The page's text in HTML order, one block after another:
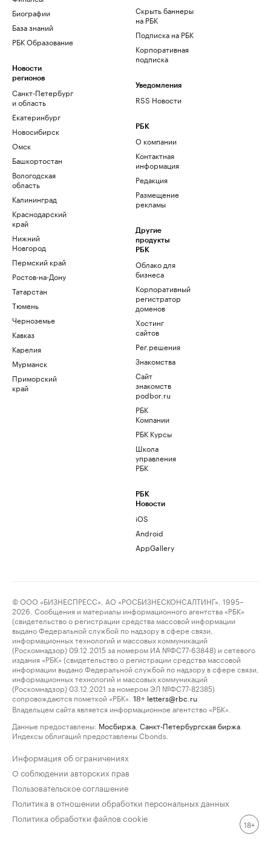
Биографии
База знаний
РБК Образование
Новости
регионов
Санкт-Петербург
и область
Екатеринбург
Новосибирск
Омск
Башкортостан
Вологодская
область
Калининград
Краснодарский
край
Нижний
Новгород
Пермский край
Ростов-на-Дону
Татарстан
Тюмень
Черноземье
Кавказ
Карелия
Мурманск
Приморский
край
Скрыть баннеры
на РБК
Подписка на РБК
Корпоративная
подписка
Уведомления
RSS Новости
РБК
О компании
Контактная
информация
Редакция
Размещение
рекламы
Другие
продукты
РБК
Облако для
бизнеса
Корпоративный
регистратор
доменов
Хостинг
сайтов
Рег.решения
Знакомства
Сайт
знакомств
podbor.ru
РБК
Компании
РБК Курсы
Школа
управления
РБК
РБК
Новости
iOS
Android
AppGallery
© ООО «БИЗНЕСПРЕСС», АО «РОСБИЗНЕСКОНСАЛТИНГ», 1995–
2026. Сообщения и материалы информационного агентства «РБК»
(свидетельство о регистрации средства массовой информации
выдано Федеральной службой по надзору в сфере связи,
информационных технологий и массовых коммуникаций
(Роскомнадзор) 09.12.2015 за номером ИА №ФС77-63848) и сетевого
издания «РБК» (свидетельство о регистрации средства массовой
информации выдано Федеральной службой по надзору в сфере связи,
информационных технологий и массовых коммуникаций
(Роскомнадзор) 03.12.2021 за номером ЭЛ №ФС77-82385)
сопровождаются пометкой «РБК».
18+ letters@rbc.ru
Владельцем сайта является информационное агентство «РБК».
Данные предоставлены: Мосбиржа Санкт-Петербургская биржа
Индексы облигаций предоставлены Cbonds.
Информация об ограничениях
О соблюдении авторских прав
Пользовательское соглашение
Политика в отношении обработки персональных данных
Политика обработки файлов cookie
18+